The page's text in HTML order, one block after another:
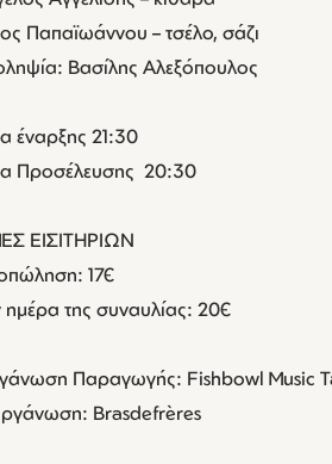
Παπαϊωάννου – τσέλο, σάζι
Βασίλης Αλεξόπουλος
έναρξης 21:30
Προσέλευσης 20:30
ΕΙΣΙΤΗΡΙΩΝ
17€
ημέρα της συναυλίας: 20€
Παραγωγής: Fishbowl Music
Brasdefrères